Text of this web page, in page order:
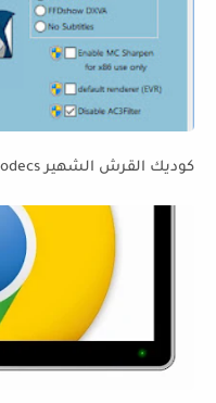
كوديك القرش الشهير Shark007 Codecs